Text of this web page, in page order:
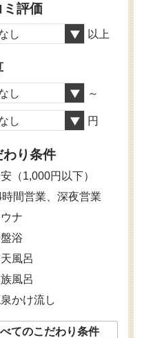
ミ評価
し 以上
し ～
し 円
わり条件
（1,000円以下）
時間営業、深夜営業
ナ
浴
風呂
風呂
かけ流し
てのこだわり条件